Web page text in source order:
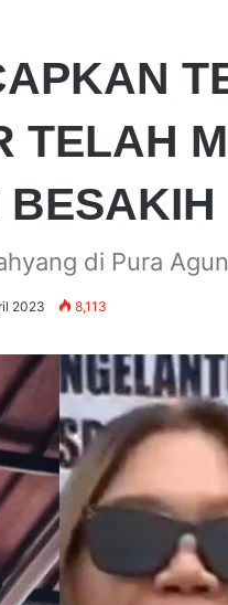
TELAH
di Pura
2023 8,113